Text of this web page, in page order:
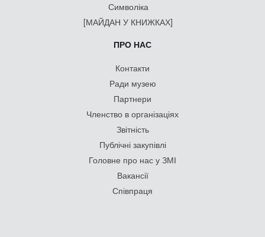
Символіка
[МАЙДАН У КНИЖКАХ]
ПРО НАС
Контакти
Ради музею
Партнери
Членство в організаціях
Звітність
Публічні закупівлі
Головне про нас у ЗМІ
Вакансії
Співпраця